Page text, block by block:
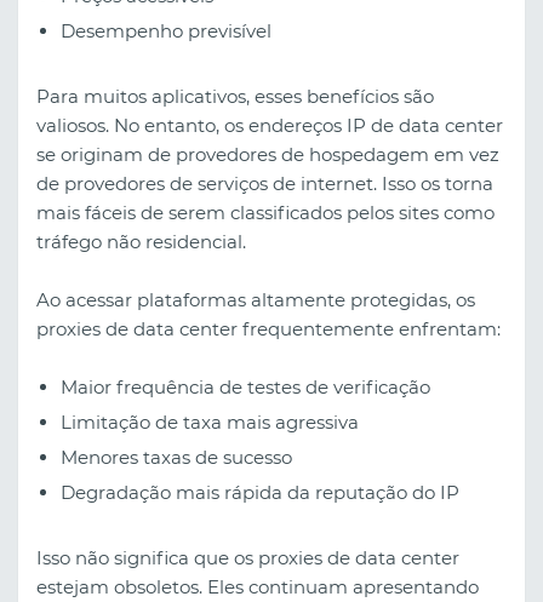
Desempenho previsível
Para muitos aplicativos, esses benefícios são
valiosos. No entanto, os endereços IP de data center
se originam de provedores de hospedagem em vez
de provedores de serviços de internet. Isso os torna
mais fáceis de serem classificados pelos sites como
tráfego não residencial.
Ao acessar plataformas altamente protegidas, os
proxies de data center frequentemente enfrentam:
Maior frequência de testes de verificação
Limitação de taxa mais agressiva
Menores taxas de sucesso
Degradação mais rápida da reputação do IP
Isso não significa que os proxies de data center
estejam obsoletos. Eles continuam apresentando